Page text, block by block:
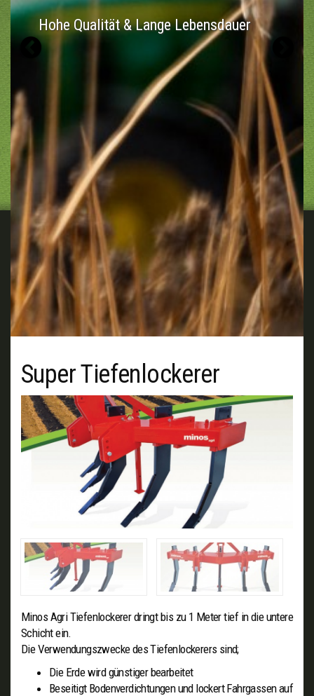
Hohe Qualität & Lange Lebensdauer
Previous
Super Tiefenlockerer
Minos Agri Tiefenlockerer dringt bis zu 1 Meter tief in die untere
Schicht ein.
Die Verwendungszwecke des Tiefenlockerers sind;
Die Erde wird günstiger bearbeitet
Beseitigt Bodenverdichtungen und lockert Fahrgassen auf